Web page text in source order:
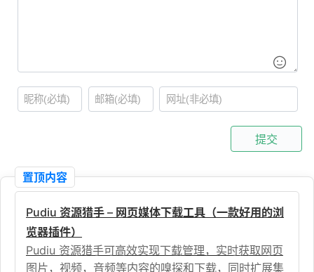
提交
置顶内容
Pudiu 资源猎手 – 网页媒体下载工具（一款好用的浏
览器插件）
Pudiu 资源猎手可高效实现下载管理，实时获取网页
图片，视频，音频等内容的嗅探和下载，同时扩展集